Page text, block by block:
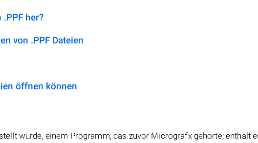
her?
von .PPF Dateien
öffnen können
wurde, einem Programm, das zuvor Micrografx gehörte; enthält